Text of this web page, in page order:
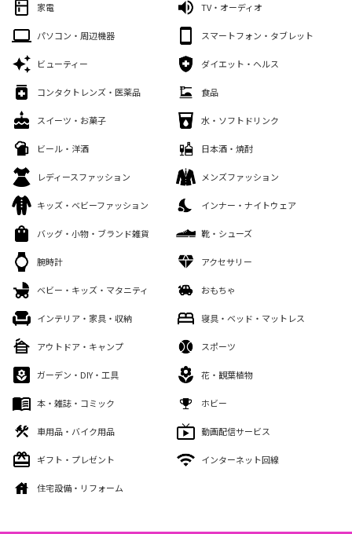
家電 TV・オーディオ
パソコン・周辺機器 スマートフォン・タブレット
ビューティー ダイエット・ヘルス
コンタクトレンズ・医薬品 食品
スイーツ・お菓子 水・ソフトドリンク
ビール・洋酒 日本酒・焼酎
レディースファッション メンズファッション
キッズ・ベビーファッション インナー・ナイトウェア
バッグ・小物・ブランド雑貨 靴・シューズ
腕時計 アクセサリー
ベビー・キッズ・マタニティ おもちゃ
インテリア・家具・収納 寝具・ベッド・マットレス
アウトドア・キャンプ スポーツ
ガーデン・DIY・工具 花・観葉植物
本・雑誌・コミック ホビー
車用品・バイク用品 動画配信サービス
ギフト・プレゼント インターネット回線
住宅設備・リフォーム